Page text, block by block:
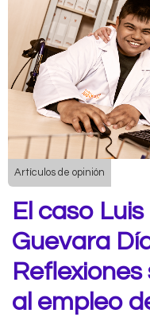
Artículos de opinión
El caso
Guevara
al empleo